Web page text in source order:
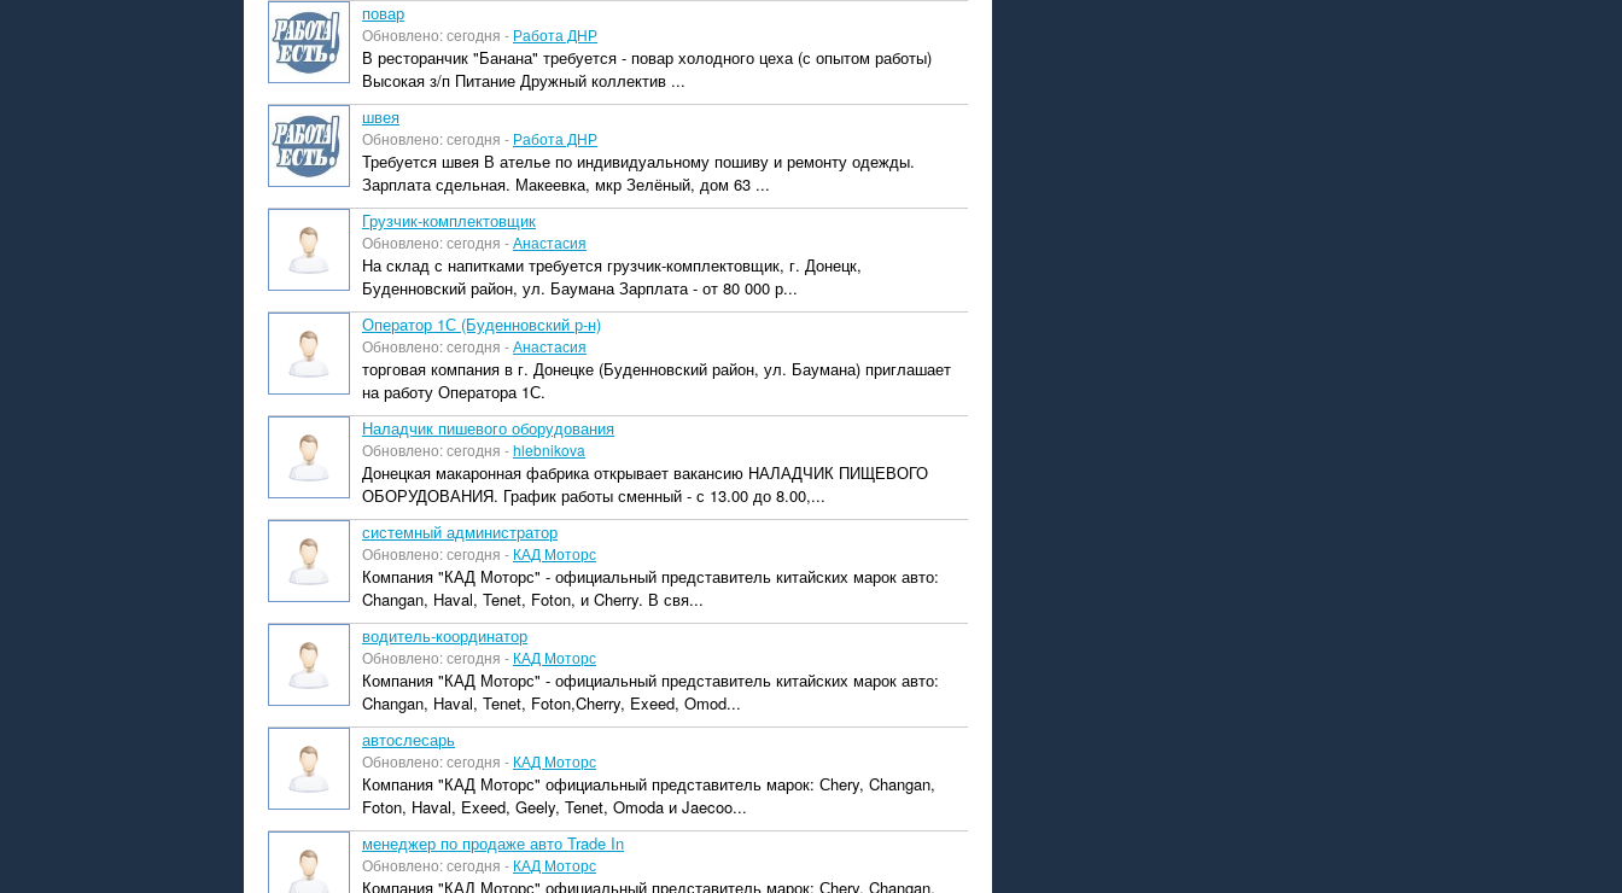
повар
Обновлено: сегодня - Работа ДНР
В ресторанчик "Банана" требуется - повар холодного цеха (с опытом работы)
Высокая з/п Питание Дружный коллектив ...
швея
Обновлено: сегодня - Работа ДНР
Требуется швея В ателье по индивидуальному пошиву и ремонту одежды.
Зарплата сдельная. Макеевка, мкр Зелёный, дом 63 ...
Грузчик-комплектовщик
Обновлено: сегодня -Анастасия
На склад с напитками требуется грузчик-комплектовщик, г. Донецк,
Буденновский район, ул. Баумана Зарплата - от 80 000 р...
Оператор 1С (Буденновский р-н)
Обновлено: сегодня -Анастасия
торговая компания в г. Донецке (Буденновский район, ул. Баумана) приглашает
на работу Оператора 1С.
Наладчик пишевого оборудования
Обновлено: сегодня -hlebnikova
Донецкая макаронная фабрика открывает вакансию НАЛАДЧИК ПИЩЕВОГО
ОБОРУДОВАНИЯ. График работы сменный - с 13.00 до 8.00,...
системный администратор
Обновлено: сегодня - КАД Моторс
Компания "КАД Моторс" - официальный представитель китайских марок авто:
Changan, Haval, Tenet, Foton, и Cherry. В свя...
водитель-координатор
Обновлено: сегодня - КАД Моторс
Компания "КАД Моторс" - официальный представитель китайских марок авто:
Changan, Haval, Tenet, Foton,Cherry, Exeed, Omod...
автослесарь
Обновлено: сегодня - КАД Моторс
Компания "КАД Моторс" официальный представитель марок: Сhery, Changan,
Foton, Haval, Exeed, Geely, Tenet, Omoda и Jaecoo...
менеджер по продаже авто Trade In
Обновлено: сегодня - КАД Моторс
Компания "КАД Моторс" официальный представитель марок: Сhery, Changan,